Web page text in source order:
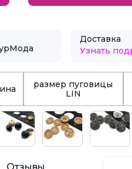
Доставка
Узнать
размер пуговицы
LIN